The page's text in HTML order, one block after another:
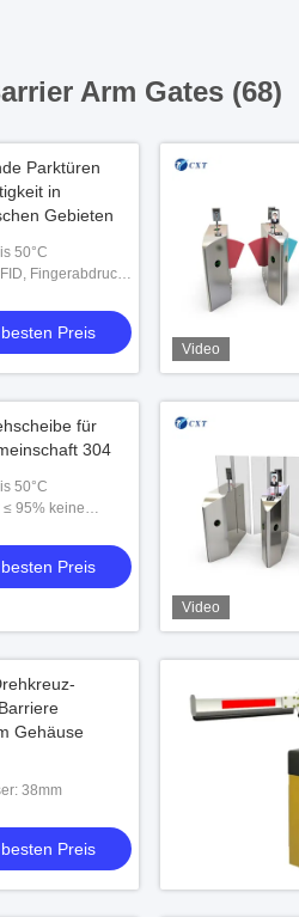
Arm Gates (68)
Parktüren
in
Gebieten
50°C
Fingerabdruck,
Preis
Video
für
304
50°C
≤ 95% keine
Preis
Video
Gehäuse
38mm
Preis